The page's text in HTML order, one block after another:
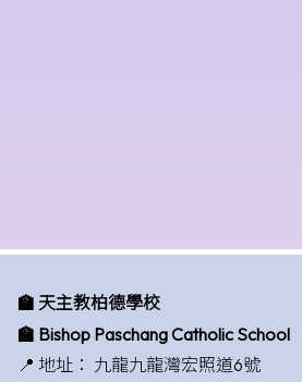
🏫 天主教柏德學校
🏫 Bishop Paschang Catholic School
📍 地址： 九龍九龍灣宏照道6號